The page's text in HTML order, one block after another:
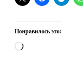
Понравилось это:
Загрузка…